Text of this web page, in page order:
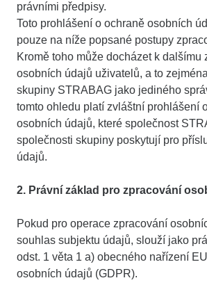
právními předpisy.
Toto prohlášení o ochraně osobních
pouze na níže popsané postupy
Kromě toho může docházet k dalšímu
osobních údajů uživatelů, a to
skupiny STRABAG jako jediného
tomto ohledu platí zvláštní prohlášení
osobních údajů, které společnost
společnosti skupiny poskytují pro
údajů.
2. Právní základ pro zpracování
Pokud pro operace zpracování
souhlas subjektu údajů, slouží jako
odst. 1 věta 1 a) obecného nařízení
osobních údajů (GDPR).